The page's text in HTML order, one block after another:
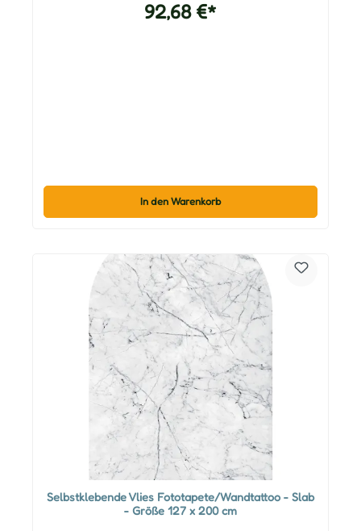
92,68 €*
In den Warenkorb
Selbstklebende Vlies Fototapete/Wandtattoo - Slab
- Größe 127 x 200 cm